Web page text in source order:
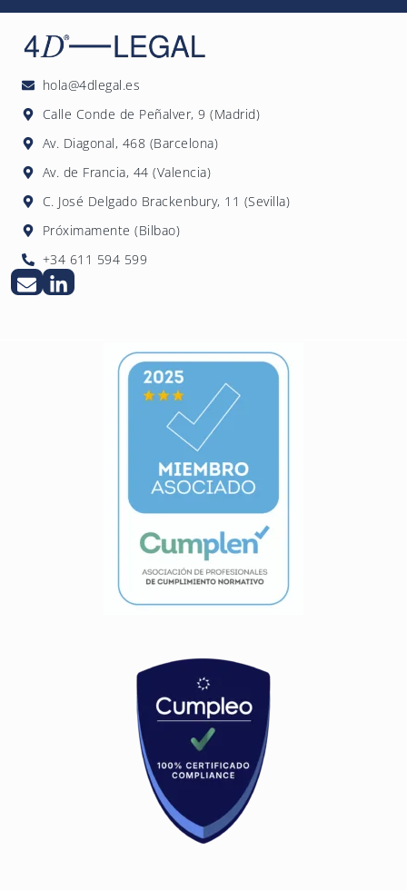
requerido.
anuales que verifican el mantenimiento del
Sistema de Gestión de Seguridad de la
Información. Transcurridos los tres años, es
necesaria una auditoría de renovación
hola@4dlegal.es
Calle Conde de Peñalver, 9 (Madrid)
Av. Diagonal, 468 (Barcelona)
Av. de Francia, 44 (Valencia)
C. José Delgado Brackenbury, 11 (Sevilla)
Próximamente (Bilbao)
+34 611 594 599